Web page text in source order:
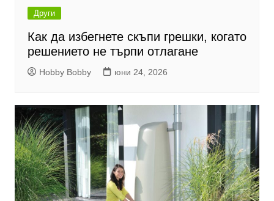
Други
Как да избегнете скъпи грешки, когато
решението не търпи отлагане
Hobby Bobby юни 24, 2026